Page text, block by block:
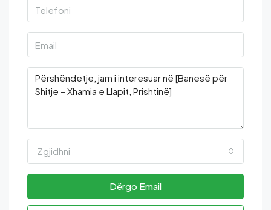
Zgjidhni
Dërgo Email